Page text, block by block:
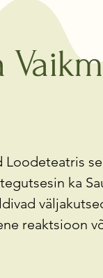
Loodeteatris
ka
reaktsioon